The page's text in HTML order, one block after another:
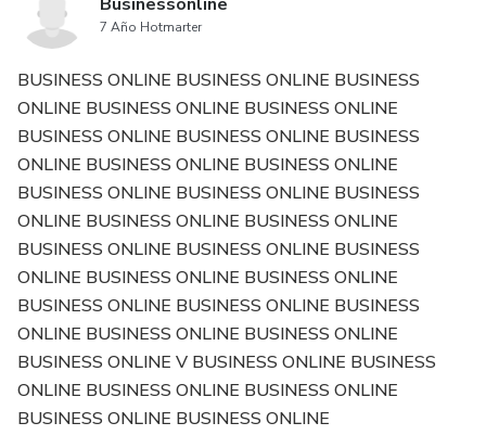
7 Año Hotmarter
BUSINESS ONLINE BUSINESS ONLINE BUSINESS
ONLINE BUSINESS ONLINE BUSINESS ONLINE
BUSINESS ONLINE BUSINESS ONLINE BUSINESS
ONLINE BUSINESS ONLINE BUSINESS ONLINE
BUSINESS ONLINE BUSINESS ONLINE BUSINESS
ONLINE BUSINESS ONLINE BUSINESS ONLINE
BUSINESS ONLINE BUSINESS ONLINE BUSINESS
ONLINE BUSINESS ONLINE BUSINESS ONLINE
BUSINESS ONLINE BUSINESS ONLINE BUSINESS
ONLINE BUSINESS ONLINE BUSINESS ONLINE
BUSINESS ONLINE V BUSINESS ONLINE BUSINESS
ONLINE BUSINESS ONLINE BUSINESS ONLINE
BUSINESS ONLINE BUSINESS ONLINE